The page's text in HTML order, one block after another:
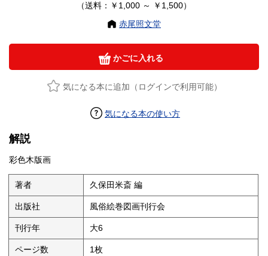
（送料：￥1,000 ～ ￥1,500）
赤尾照文堂
かごに入れる
気になる本に追加（ログインで利用可能）
気になる本の使い方
解説
彩色木版画
著者 久保田米斎 編
出版社 風俗絵巻図画刊行会
刊行年 大6
ページ数 1枚